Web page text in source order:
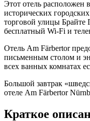
Этот отель расположен
исторических
торговой улицы Брайте
бесплатный Wi-Fi и
Отель Am Färbertor
письменным столом и
всех ванных комнатах
Большой завтрак
отеле Am Färbertor
Краткое